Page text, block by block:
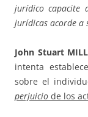
jurídico capacite
jurídicas acorde a
John Stuart MILL
intenta
sobre el
perjuicio de los